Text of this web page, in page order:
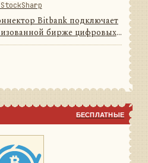
Bitbank подключает
бирже цифровых
данные и операции
модель сообщений
приложения ...
БЕСПЛАТНЫЕ